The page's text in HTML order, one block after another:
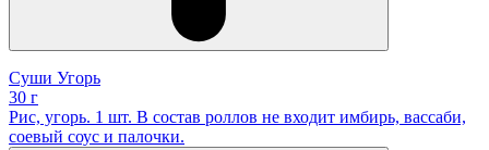
Суши Угорь
30 г
Рис, угорь. 1 шт. В состав роллов не входит имбирь, вассаби,
соевый соус и палочки.